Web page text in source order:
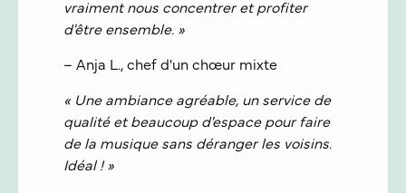
vraiment nous concentrer et profiter
d'être ensemble. »
– Anja L., chef d'un chœur mixte
« Une ambiance agréable, un service de
qualité et beaucoup d'espace pour faire
de la musique sans déranger les voisins.
Idéal ! »